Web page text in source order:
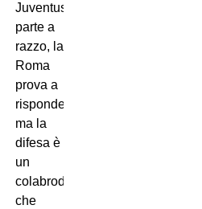
Juventus
parte a
razzo, la
Roma
prova a
rispondere
ma la
difesa è
un
colabrodo
che